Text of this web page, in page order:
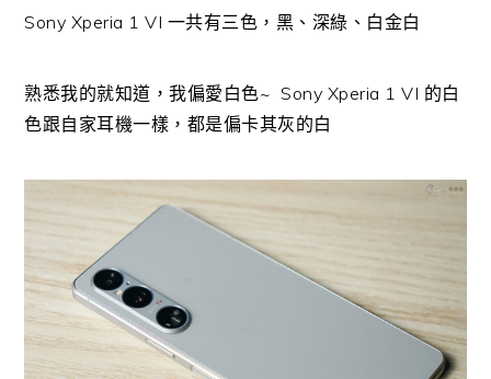
Sony Xperia 1 VI 一共有三色，黑、深綠、白金白
熟悉我的就知道，我偏愛白色~ Sony Xperia 1 VI 的白
色跟自家耳機一樣，都是偏卡其灰的白